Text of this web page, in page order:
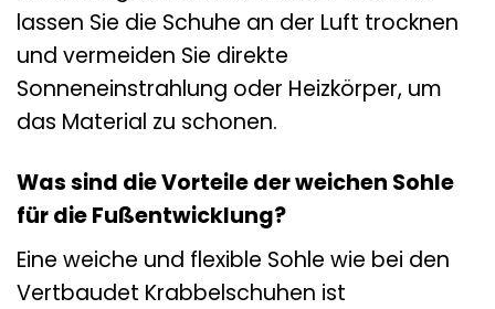
lassen Sie die Schuhe an der Luft trocknen
und vermeiden Sie direkte
Sonneneinstrahlung oder Heizkörper, um
das Material zu schonen.
Was sind die Vorteile der weichen Sohle
für die Fußentwicklung?
Eine weiche und flexible Sohle wie bei den
Vertbaudet Krabbelschuhen ist